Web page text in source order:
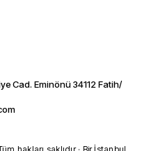
Cad. Eminönü 34112 Fatih/